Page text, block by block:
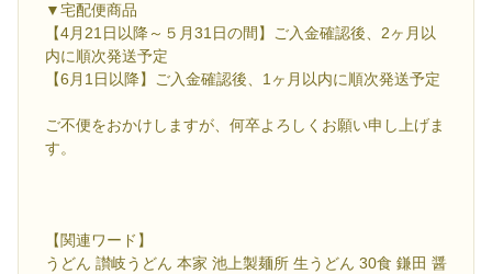
▼宅配便商品
【4月21日以降～５月31日の間】ご入金確認後、2ヶ月以
内に順次発送予定
【6月1日以降】ご入金確認後、1ヶ月以内に順次発送予定
ご不便をおかけしますが、何卒よろしくお願い申し上げま
す。
【関連ワード】
うどん 讃岐うどん 本家 池上製麺所 生うどん 30食 鎌田 醤